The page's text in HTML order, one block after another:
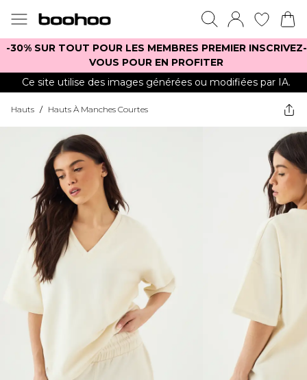
-30% SUR TOUT POUR LES MEMBRES PREMIER INSCRIVEZ-
VOUS POUR EN PROFITER
Ce site utilise des images générées ou modifiées par IA.
Hauts / Hauts À Manches Courtes